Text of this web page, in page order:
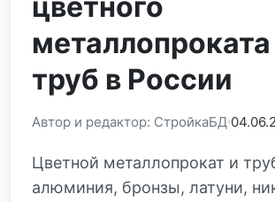
металлопроката
труб в России
Автор и редактор: СтройкаБД
Цветной металлопрокат и
алюминия, бронзы, латуни,